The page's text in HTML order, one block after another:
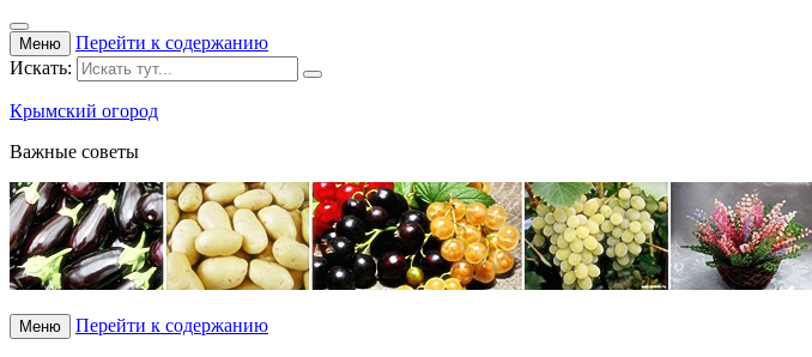
Меню
Перейти к содержанию
Искать:
Крымский огород
Важные советы
Меню Перейти к содержанию